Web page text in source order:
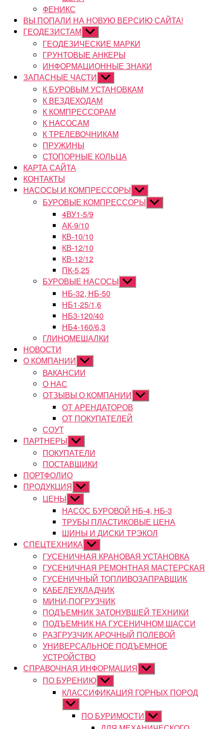
ФЕНИКС
ВЫ ПОПАЛИ НА НОВУЮ ВЕРСИЮ САЙТА!
ГЕОДЕЗИСТАМ Показывать
подменю
ГЕОДЕЗИЧЕСКИЕ МАРКИ
ГРУНТОВЫЕ АНКЕРЫ
ИНФОРМАЦИОННЫЕ ЗНАКИ
ЗАПАСНЫЕ ЧАСТИ Показывать
подменю
К БУРОВЫМ УСТАНОВКАМ
К ВЕЗДЕХОДАМ
К КОМПРЕССОРАМ
К НАСОСАМ
К ТРЕЛЕВОЧНИКАМ
ПРУЖИНЫ
СТОПОРНЫЕ КОЛЬЦА
КАРТА САЙТА
КОНТАКТЫ
НАСОСЫ И КОМПРЕССОРЫ Показывать
подменю
БУРОВЫЕ КОМПРЕССОРЫ Показывать
подменю
4ВУ1-5/9
АК-9/10
КВ-10/10
КВ-12/10
КВ-12/12
ПК-5,25
БУРОВЫЕ НАСОСЫ Показывать
подменю
НБ-32, НБ-50
НБ1-25/1,6
НБ3-120/40
НБ4-160/6,3
ГЛИНОМЕШАЛКИ
НОВОСТИ
О КОМПАНИИ Показывать
подменю
ВАКАНСИИ
О НАС
ОТЗЫВЫ О КОМПАНИИ Показывать
подменю
ОТ АРЕНДАТОРОВ
ОТ ПОКУПАТЕЛЕЙ
СОУТ
ПАРТНЕРЫ Показывать
подменю
ПОКУПАТЕЛИ
ПОСТАВЩИКИ
ПОРТФОЛИО
ПРОДУКЦИЯ Показывать
подменю
ЦЕНЫ Показывать
подменю
НАСОС БУРОВОЙ НБ-4, НБ-3
ТРУБЫ ПЛАСТИКОВЫЕ ЦЕНА
ШИНЫ И ДИСКИ ТРЭКОЛ
СПЕЦТЕХНИКА Показывать
подменю
ГУСЕНИЧНАЯ КРАНОВАЯ УСТАНОВКА
ГУСЕНИЧНАЯ РЕМОНТНАЯ МАСТЕРСКАЯ
ГУСЕНИЧНЫЙ ТОПЛИВОЗАПРАВЩИК
КАБЕЛЕУКЛАДЧИК
МИНИ-ПОГРУЗЧИК
ПОДЪЕМНИК ЗАТОНУВШЕЙ ТЕХНИКИ
ПОДЪЕМНИК НА ГУСЕНИЧНОМ ШАССИ
РАЗГРУЗЧИК АРОЧНЫЙ ПОЛЕВОЙ
УНИВЕРСАЛЬНОЕ ПОДЪЕМНОЕ
УСТРОЙСТВО
СПРАВОЧНАЯ ИНФОРМАЦИЯ Показывать
подменю
ПО БУРЕНИЮ Показывать
подменю
КЛАССИФИКАЦИЯ ГОРНЫХ ПОРОД
Показывать
подменюПО БУРИМОСТИ Показывать
подменю